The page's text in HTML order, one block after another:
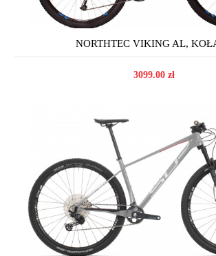
NORTHTEC VIKING AL,
3099.00 zł